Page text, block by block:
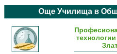
Още Училища в